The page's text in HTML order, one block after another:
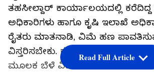
ತಹಸೀಲ್ದಾರ್ ಕಾರ್ಯಾಲಯದಲ್ಲಿ ಕರೆದಿದ್ದ
ಅಧಿಕಾರಿಗಳು ಹಾಗೂ ಕೃಷಿ ಇಲಾಖೆ
ರೈತರು ಮಾತನಾಡಿ, ವಿಮೆ ಹಣ
ವಿಸ್ತರಿಸಬೇಕು. ಕಟ್‌ಬಾಕಿ ಸಾಲಗಾರ
ಮೂಲಕ ಬೆಳೆ ವಿಮೆ ತುಂಬಲು ಅವಕಾಶ
Read Full Article